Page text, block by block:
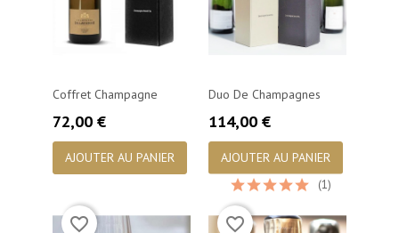
Coffret Champagne
Prix
72,00 €
AJOUTER AU PANIER
Duo De Champagnes
Prix
114,00 €
AJOUTER AU PANIER
favorite_border
(1)
favorite_border